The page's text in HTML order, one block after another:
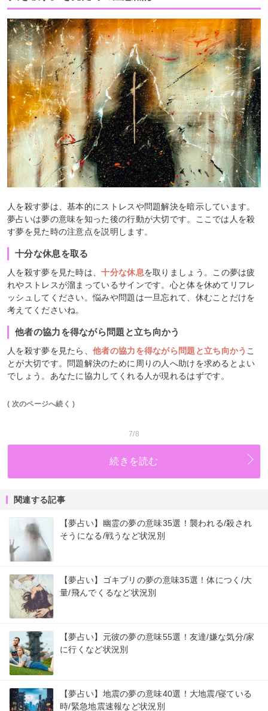
人を殺す夢は、基本的にストレスや問題解決を暗示しています。
夢占いは夢の意味を知った後の行動が大切です。ここでは人を殺
す夢を見た時の注意点を説明します。
十分な休息を取る
人を殺す夢を見た時は、十分な休息を取りましょう。この夢は疲
れやストレスが溜まっているサインです。心と体を休めてリフレ
ッシュしてください。悩みや問題は一旦忘れて、休むことだけを
考えてくださいね。
他者の協力を得ながら問題と立ち向かう
人を殺す夢を見たら、 他者の協力を得ながら問題と立ち向かう こ
とが大切です。問題解決のために周りの人へ助けを求めるとよい
でしょう。あなたに協力してくれる人が現れるはずです。
( 次のページへ続く )
7/8
続きを読む
関連する記事
【夢占い】幽霊の夢の意味35選！襲われる/殺され
そうになる/戦うなど状況別
【夢占い】ゴキブリの夢の意味35選！体につく/大
量/飛んでくるなど状況別
【夢占い】元彼の夢の意味55選！友達/嫌な気分/家
に行くなど状況別
【夢占い】地震の夢の意味40選！大地震/寝ている
時/緊急地震速報など状況別